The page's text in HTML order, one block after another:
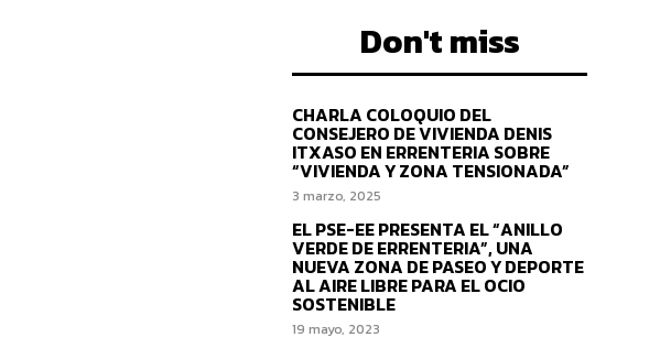
Don't miss
CHARLA COLOQUIO DEL
CONSEJERO DE VIVIENDA DENIS
ITXASO EN ERRENTERIA SOBRE
“VIVIENDA Y ZONA TENSIONADA”
3 marzo, 2025
EL PSE-EE PRESENTA EL “ANILLO
VERDE DE ERRENTERIA”, UNA
NUEVA ZONA DE PASEO Y DEPORTE
AL AIRE LIBRE PARA EL OCIO
SOSTENIBLE
19 mayo, 2023